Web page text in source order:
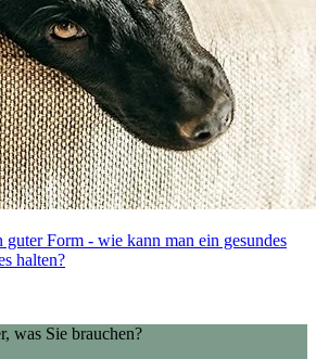
Form - wie kann man ein gesundes
halten?
was Sie brauchen?